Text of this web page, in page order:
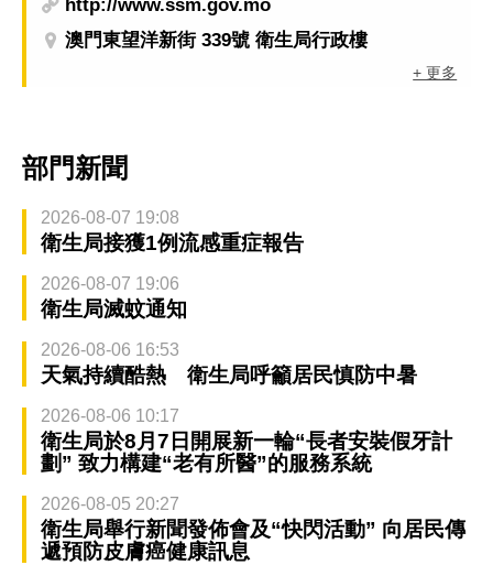
http://www.ssm.gov.mo
澳門東望洋新街 339號 衛生局行政樓
+ 更多
部門新聞
2026-08-07 19:08
衛生局接獲1例流感重症報告
2026-08-07 19:06
衛生局滅蚊通知
2026-08-06 16:53
天氣持續酷熱 衛生局呼籲居民慎防中暑
2026-08-06 10:17
衛生局於8月7日開展新一輪“長者安裝假牙計
劃” 致力構建“老有所醫”的服務系統
2026-08-05 20:27
衛生局舉行新聞發佈會及“快閃活動” 向居民傳
遞預防皮膚癌健康訊息